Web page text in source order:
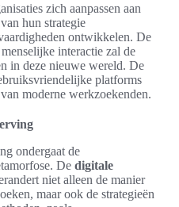
zich aanpassen aan
hun strategie
ontwikkelen. De
interactie zal de
in deze nieuwe wereld. De
platforms
moderne werkzoekenden.
ondergaat de
De digitale
niet alleen de manier
maar ook de strategieën